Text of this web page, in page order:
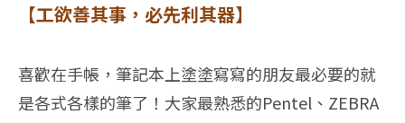
【工欲善其事，必先利其器】
喜歡在手帳，筆記本上塗塗寫寫的朋友最必要的就
是各式各樣的筆了！大家最熟悉的Pentel、ZEBRA